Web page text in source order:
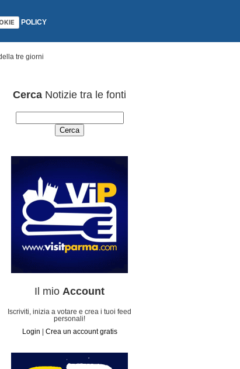
POLICY
tre giorni
Cerca Notizie tra le fonti
Il mio Account
Iscriviti, inizia a votare e crea i tuoi feed
personali!
Login
Crea un account gratis